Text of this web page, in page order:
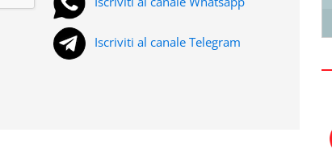
Iscriviti al canale Telegram